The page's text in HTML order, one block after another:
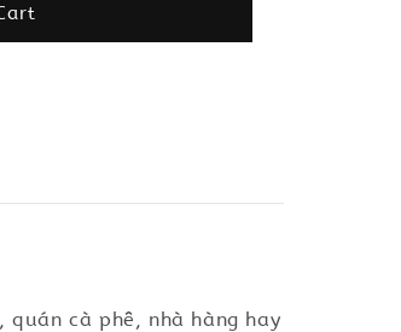
cà phê, nhà hàng hay